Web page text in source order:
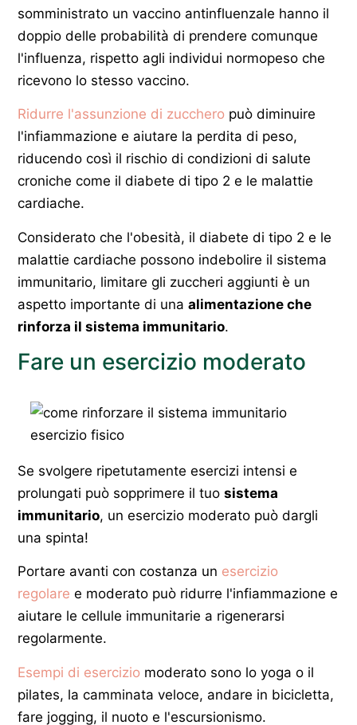
somministrato un vaccino antinfluenzale hanno il
doppio delle probabilità di prendere comunque
l'influenza, rispetto agli individui normopeso che
ricevono lo stesso vaccino.
Ridurre l'assunzione di zucchero può diminuire
l'infiammazione e aiutare la perdita di peso,
riducendo così il rischio di condizioni di salute
croniche come il diabete di tipo 2 e le malattie
cardiache.
Considerato che l'obesità, il diabete di tipo 2 e le
malattie cardiache possono indebolire il sistema
immunitario, limitare gli zuccheri aggiunti è un
aspetto importante di una alimentazione che
rinforza il sistema immunitario.
Fare un esercizio moderato
Se svolgere ripetutamente esercizi intensi e
prolungati può sopprimere il tuo sistema
immunitario, un esercizio moderato può dargli
una spinta!
Portare avanti con costanza un esercizio
regolare e moderato può ridurre l'infiammazione e
aiutare le cellule immunitarie a rigenerarsi
regolarmente.
Esempi di esercizio moderato sono lo yoga o il
pilates, la camminata veloce, andare in bicicletta,
fare jogging, il nuoto e l'escursionismo.